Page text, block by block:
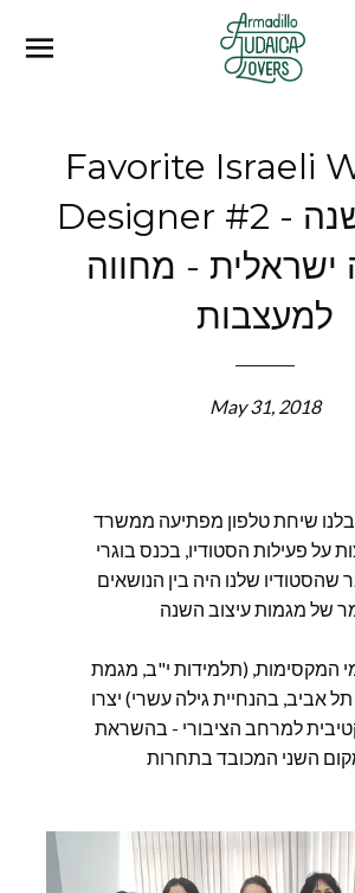
Favorite Israeli
Designer #2 - שבעים שנה
ישראלית - מחווה
למעצבות
May 31, 2018
שיחת טלפון מפתיעה ממשרד
על פעילות הסטודיו, בכנס בוגרי
שלנו היה בין הנושאים
של מגמות עיצוב השנה
המקסימות, (תלמידות י"ב, מגמת
תל אביב, בהנחיית גילה עשרי) יצרו
למרחב הציבורי - בהשראת
השני המכובד בתחרות